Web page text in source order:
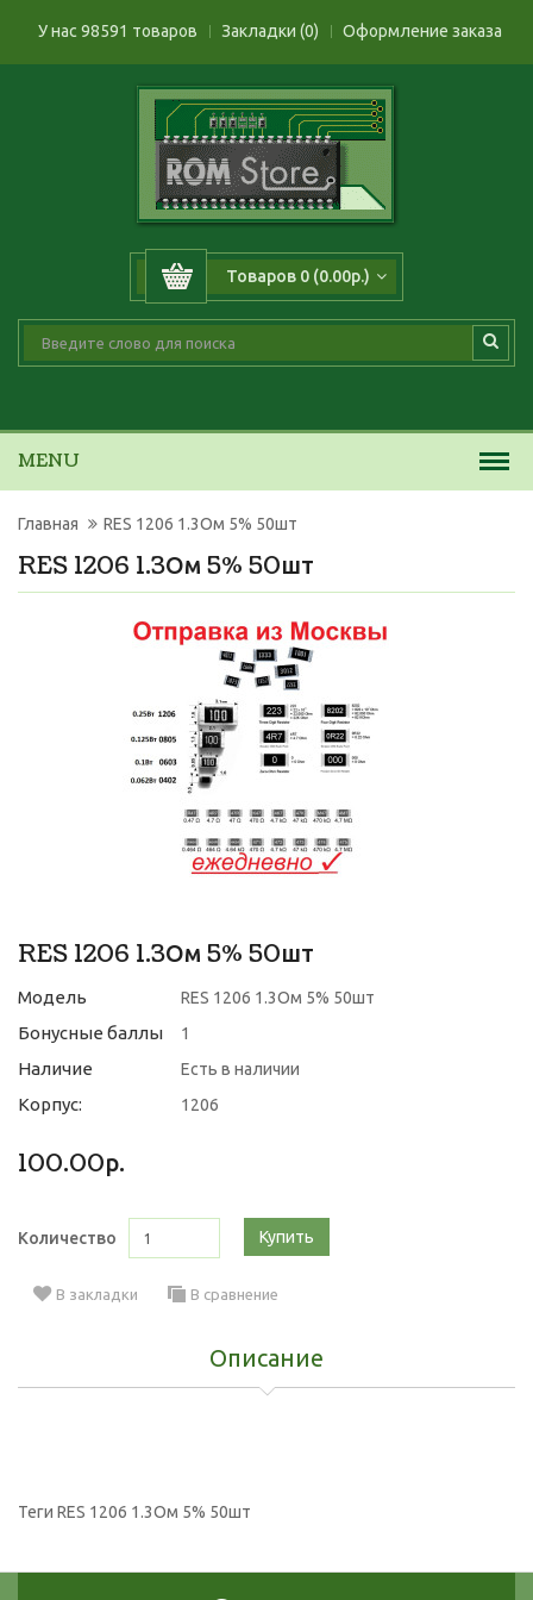
У нас 98591 товаров Закладки (0) Оформление заказа
Товаров 0 (0.00р.)
MENU
RES 1206 1.3Ом 5% 50шт
Главная RES 1206 1.3Ом 5% 50шт
RES 1206 1.3Ом 5% 50шт
Модель RES 1206 1.3Ом 5% 50шт
Бонусные баллы 1
Наличие Есть в наличии
Корпус: 1206
100.00р.
Количество Купить
В закладки В сравнение
Описание
Теги RES 1206 1.3Ом 5% 50шт